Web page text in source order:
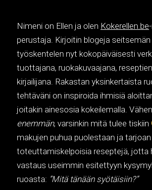
Nimeni on Ellen ja olen Kokerellen.be
perustaja. Kirjoitin blogeja
työskentelen nyt kokopäiväisesti
tuottajana, ruokakuvaajana,
kirjailijana. Rakastan yksinkertaista
tehtäväni on inspiroida ihmisiä
joitakin ainesosia kokeilemalla.
enemmän, varsinkin mitä tulee tiskiin
makujen puhua puolestaan ja
toteuttamiskelpoisia reseptejä, jotta
vastaus useimmin esitettyyn
ruoasta: ”Mitä tänään syötäisiin?”